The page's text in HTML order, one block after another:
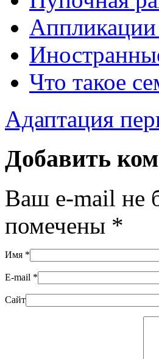
Аппликации
Что такое
Адаптация
Добавить
Ваш e-mail не
помечены *
Имя *
E-mail *
Сайт